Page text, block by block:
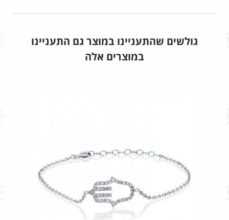
גולשים שהתעניינו במוצר גם התעניינו
במוצרים אלה